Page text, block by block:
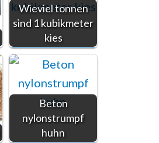
Wieviel tonnen
sind 1 kubikmeter
kies
Beton
nylonstrumpf
huhn